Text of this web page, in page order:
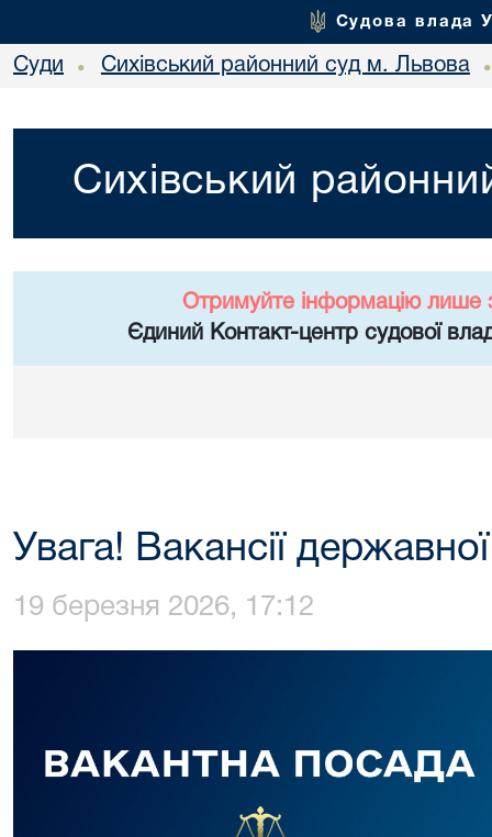
Судова влада
Суди • Сихівський районний суд м. Львова
Сихівський
Отримуйте інформацію лише
Єдиний Контакт-центр судової
Увага! Вакансії
19 березня 2026, 17:12